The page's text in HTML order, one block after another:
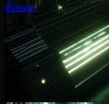
ทั้งหมด